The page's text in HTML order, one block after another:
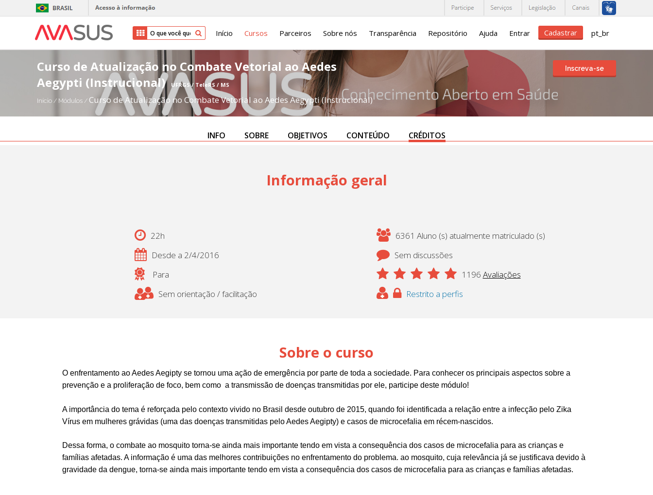
Início Cursos Parceiros Sobre nós Transparência Repositório Ajuda Entrar Cadastrar pt_br
Curso de Atualização no Combate Vetorial ao Aedes
Aegypti (Instrucional) UFRGS / TeleRS / MS
Início / Módulos/ Curso de Atualização no Combate Vetorial ao Aedes Aegypti (Instrucional)
Inscreva-se
INFO SOBRE OBJETIVOS CONTEÚDO CRÉDITOS
Informação geral
22h
6361 Aluno (s) atualmente matriculado (s)
Desde a 2/4/2016
Sem discussões
Para
1196 Avaliações
Sem orientação / facilitação
Restrito a perfis
Sobre o curso
O enfrentamento ao Aedes Aegipty se tornou uma ação de emergência por parte de toda a sociedade. Para conhecer os principais aspectos sobre a
prevenção e a proliferação de foco, bem como a transmissão de doenças transmitidas por ele, participe deste módulo!
A importância do tema é reforçada pelo contexto vivido no Brasil desde outubro de 2015, quando foi identificada a relação entre a infecção pelo Zika
Vírus em mulheres grávidas (uma das doenças transmitidas pelo Aedes Aegipty) e casos de microcefalia em récem-nascidos.
Dessa forma, o combate ao mosquito torna-se ainda mais importante tendo em vista a consequência dos casos de microcefalia para as crianças e
famílias afetadas. A informação é uma das melhores contribuições no enfrentamento do problema. ao mosquito, cuja relevância já se justificava devido à
gravidade da dengue, torna-se ainda mais importante tendo em vista a consequência dos casos de microcefalia para as crianças e famílias afetadas.